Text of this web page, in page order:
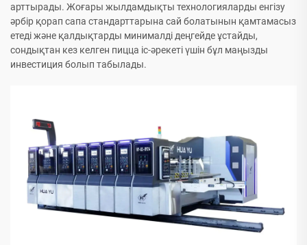
арттырады. Жоғары жылдамдықты технологияларды енгізу
әрбір қорап сапа стандарттарына сай болатынын қамтамасыз
етеді және қалдықтарды минималді деңгейде ұстайды,
сондықтан кез келген пицца іс-әрекеті үшін бұл маңызды
инвестиция болып табылады.